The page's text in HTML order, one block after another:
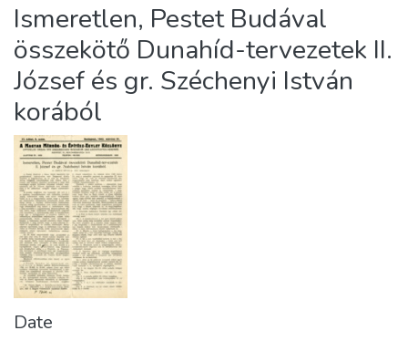
About us
Ismeretlen, Pestet Budával
összekötő Dunahíd-tervezetek II.
József és gr. Széchenyi István
korából
Date